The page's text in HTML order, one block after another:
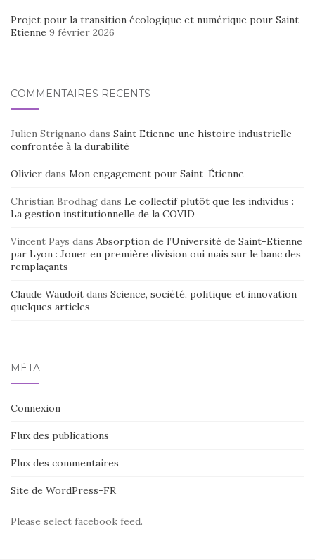
Projet pour la transition écologique et numérique pour Saint-
Etienne 9 février 2026
COMMENTAIRES RÉCENTS
Julien Strignano dans Saint Etienne une histoire industrielle
confrontée à la durabilité
Olivier dans Mon engagement pour Saint-Étienne
Christian Brodhag dans Le collectif plutôt que les individus :
La gestion institutionnelle de la COVID
Vincent Pays dans Absorption de l’Université de Saint-Etienne
par Lyon : Jouer en première division oui mais sur le banc des
remplaçants
Claude Waudoit dans Science, société, politique et innovation
quelques articles
MÉTA
Connexion
Flux des publications
Flux des commentaires
Site de WordPress-FR
Please select facebook feed.